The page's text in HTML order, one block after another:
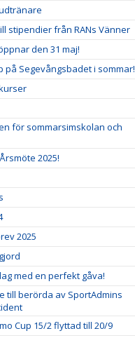
stipendier från RANs Vänner
den 31 maj!
på Segevångsbadet i sommar!
för sommarsimskolan och
2025!
2025
med en perfekt gåva!
till berörda av SportAdmins
Cup 15/2 flyttad till 20/9